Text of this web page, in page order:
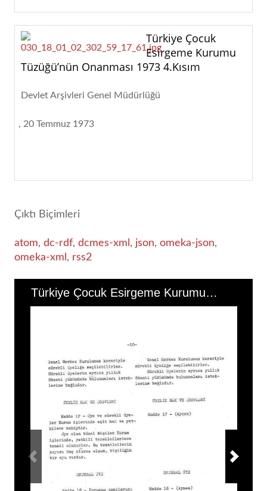
Türkiye Çocuk
Esirgeme Kurumu
Tüzüğü’nün Onanması 1973 4.Kısım
Devlet Arşivleri Genel Müdürlüğü
20 Temmuz 1973
Çıktı Biçimleri
atom, dc-rdf, dcmes-xml , json, omeka-json,
omeka-xml , rss2